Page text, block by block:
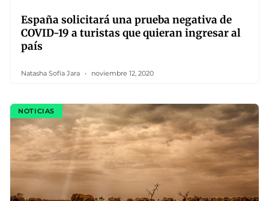
España solicitará una prueba negativa de
COVID-19 a turistas que quieran ingresar al
país
Natasha Sofía Jara noviembre 12, 2020
NOTICIAS